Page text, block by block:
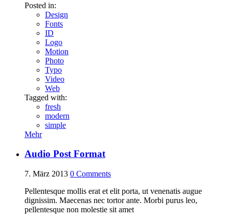
Posted in:
Design
Fonts
ID
Logo
Motion
Photo
Typo
Video
Web
Tagged with:
fresh
modern
simple
Mehr
Audio Post Format
7. März 2013 0 Comments
Pellentesque mollis erat et elit porta, ut venenatis augue
dignissim. Maecenas nec tortor ante. Morbi purus leo,
pellentesque non molestie sit amet